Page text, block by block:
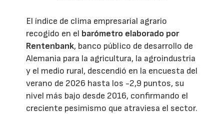
El índice de clima empresarial agrario
recogido en el barómetro elaborado por
Rentenbank, banco público de desarrollo de
Alemania para la agricultura, la agroindustria
y el medio rural, descendió en la encuesta del
verano de 2026 hasta los -2,9 puntos, su
nivel más bajo desde 2016, confirmando el
creciente pesimismo que atraviesa el sector.